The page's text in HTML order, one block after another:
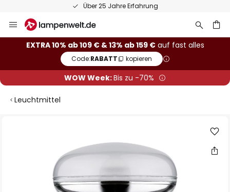
Über 25 Jahre Erfahrung
Inhalt
springen
EXTRA 10% ab 109 € & 13% ab 159 €auf fast alles
Code:RABATT kopieren
WOW Week:Bis zu -70%
Leuchtmittel